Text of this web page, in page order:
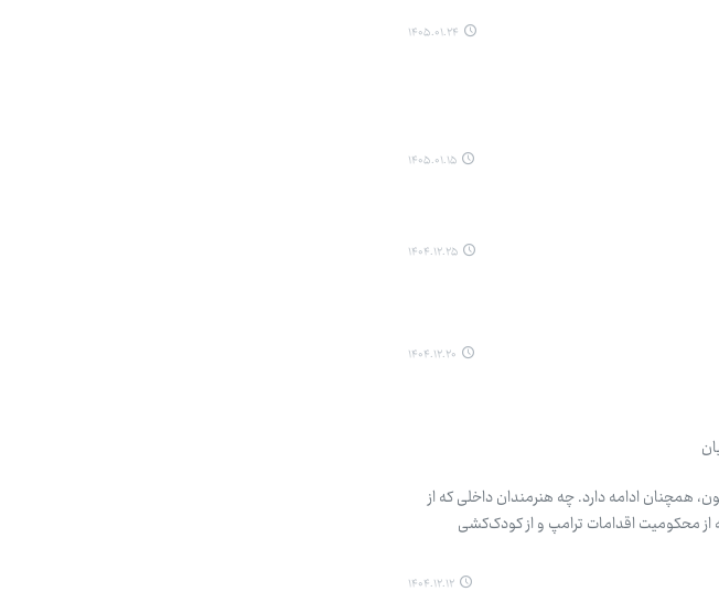
۱۴۰۵.۰۱.۲۴
۱۴۰۵.۰۱.۱۵
۱۴۰۴.۱۲.۲۵
۱۴۰۴.۱۲.۲۰
همچنان ادامه دارد. چه هنرمندان داخلی که از
از محکومیت اقدامات ترامپ و از کودک‌کشی
۱۴۰۴.۱۲.۱۲